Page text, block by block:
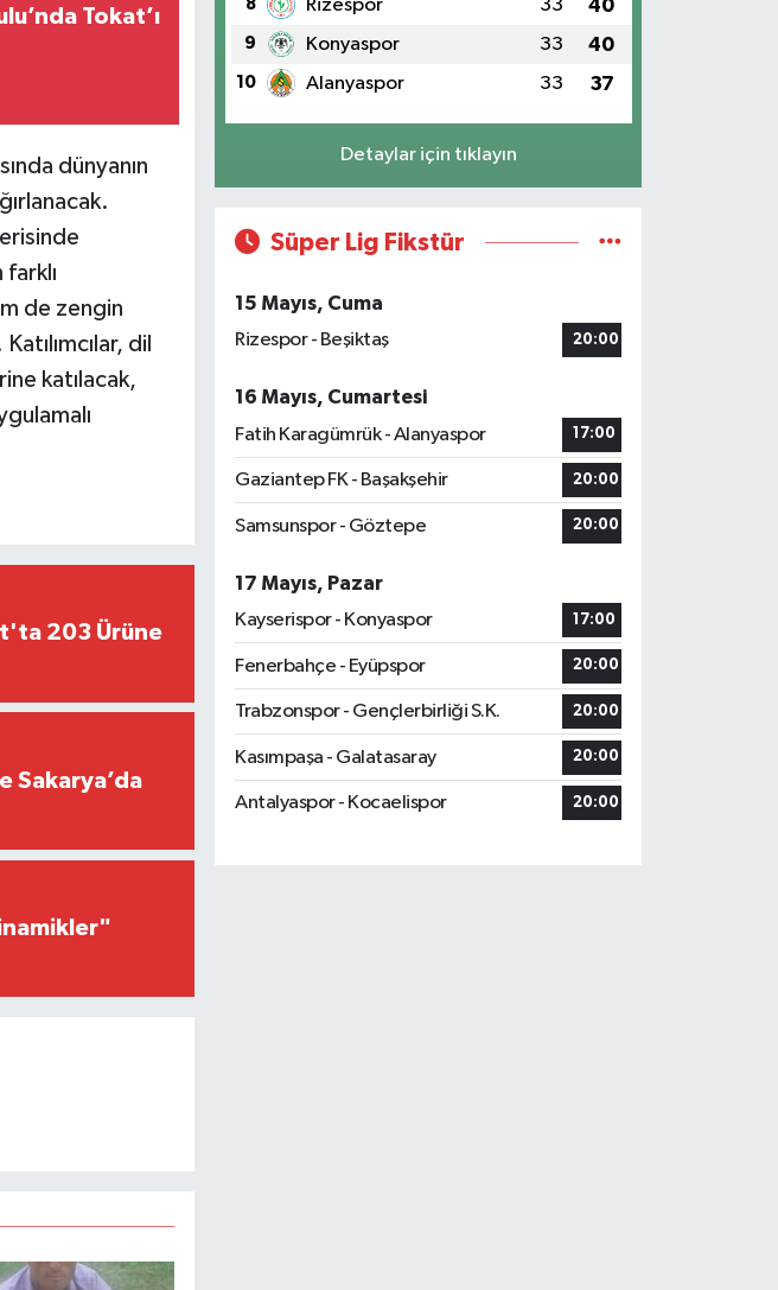
Tokat’ı
dünyanın
de zengin
dil
katılacak,
203 Ürüne
Sakarya’da
8 Rizespor 33 40
9 Konyaspor 33 40
10 Alanyaspor 33 37
Detaylar için tıklayın
Süper Lig Fikstür
15 Mayıs, Cuma
Rizespor - Beşiktaş
20:00
16 Mayıs, Cumartesi
Fatih Karagümrük - Alanyaspor
17:00
Gaziantep FK - Başakşehir 20:00
Samsunspor - Göztepe 20:00
17 Mayıs, Pazar
Kayserispor - Konyaspor
17:00
Fenerbahçe - Eyüpspor 20:00
Trabzonspor - Gençlerbirliği S.K. 20:00
Kasımpaşa - Galatasaray 20:00
Antalyaspor - Kocaelispor 20:00